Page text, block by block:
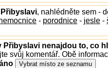
, nahlédněte sem -
- porodnice - jesle -
Přibyslavi nenajdou to, co
svůj komentář. Obě